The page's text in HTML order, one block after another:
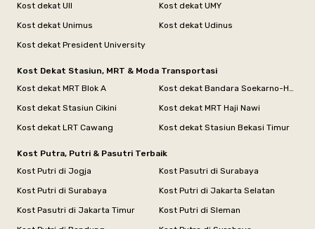
Kost dekat UII
Kost dekat UMY
Kost dekat Unimus
Kost dekat Udinus
Kost dekat President University
Kost Dekat Stasiun, MRT & Moda Transportasi
Kost dekat MRT Blok A
Kost dekat Bandara Soekarno-Hatta
Kost dekat Stasiun Cikini
Kost dekat MRT Haji Nawi
Kost dekat LRT Cawang
Kost dekat Stasiun Bekasi Timur
Kost Putra, Putri & Pasutri Terbaik
Kost Putri di Jogja
Kost Pasutri di Surabaya
Kost Putri di Surabaya
Kost Putri di Jakarta Selatan
Kost Pasutri di Jakarta Timur
Kost Putri di Sleman